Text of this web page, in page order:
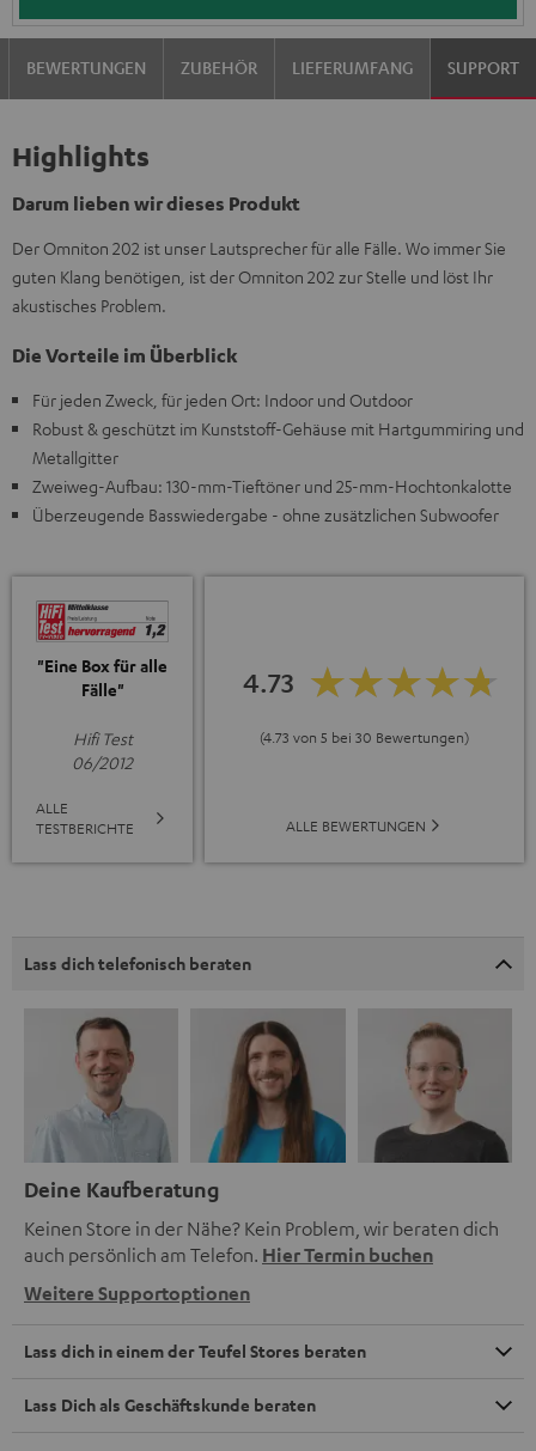
BEWERTUNGEN ZUBEHÖR LIEFERUMFANG SUPPORT
Highlights
Darum lieben wir dieses Produkt
Der Omniton 202 ist unser Lautsprecher für alle Fälle. Wo immer Sie
guten Klang benötigen, ist der Omniton 202 zur Stelle und löst Ihr
akustisches Problem.
Die Vorteile im Überblick
Für jeden Zweck, für jeden Ort: Indoor und Outdoor
Robust & geschützt im Kunststoff-Gehäuse mit Hartgummiring und
Metallgitter
Zweiweg-Aufbau: 130-mm-Tieftöner und 25-mm-Hochtonkalotte
Überzeugende Basswiedergabe - ohne zusätzlichen Subwoofer
"Eine Box für alle
Fälle"
Hifi Test
06/2012
ALLE
TESTBERICHTE
4.73
(4.73 von 5 bei 30 Bewertungen)
ALLE BEWERTUNGEN
Lass dich telefonisch beraten
Deine Kaufberatung
Keinen Store in der Nähe? Kein Problem, wir beraten dich
auch persönlich am Telefon. Hier Termin buchen
Weitere Supportoptionen
Lass dich in einem der Teufel Stores beraten
Lass Dich als Geschäftskunde beraten